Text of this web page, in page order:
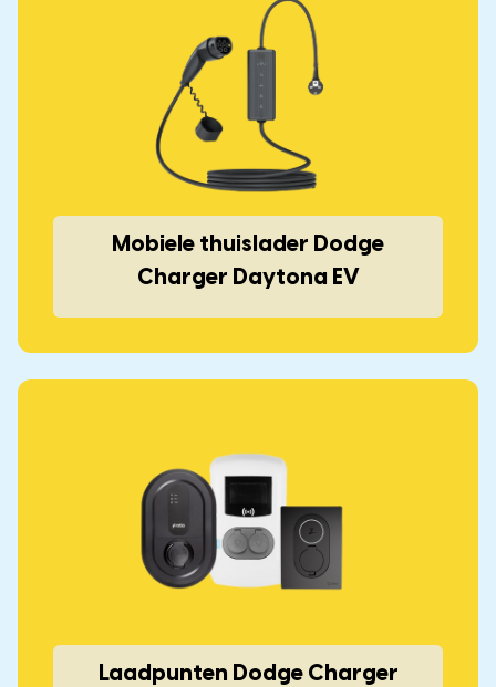
Mobiele thuislader Dodge
Charger Daytona EV
Laadpunten Dodge Charger